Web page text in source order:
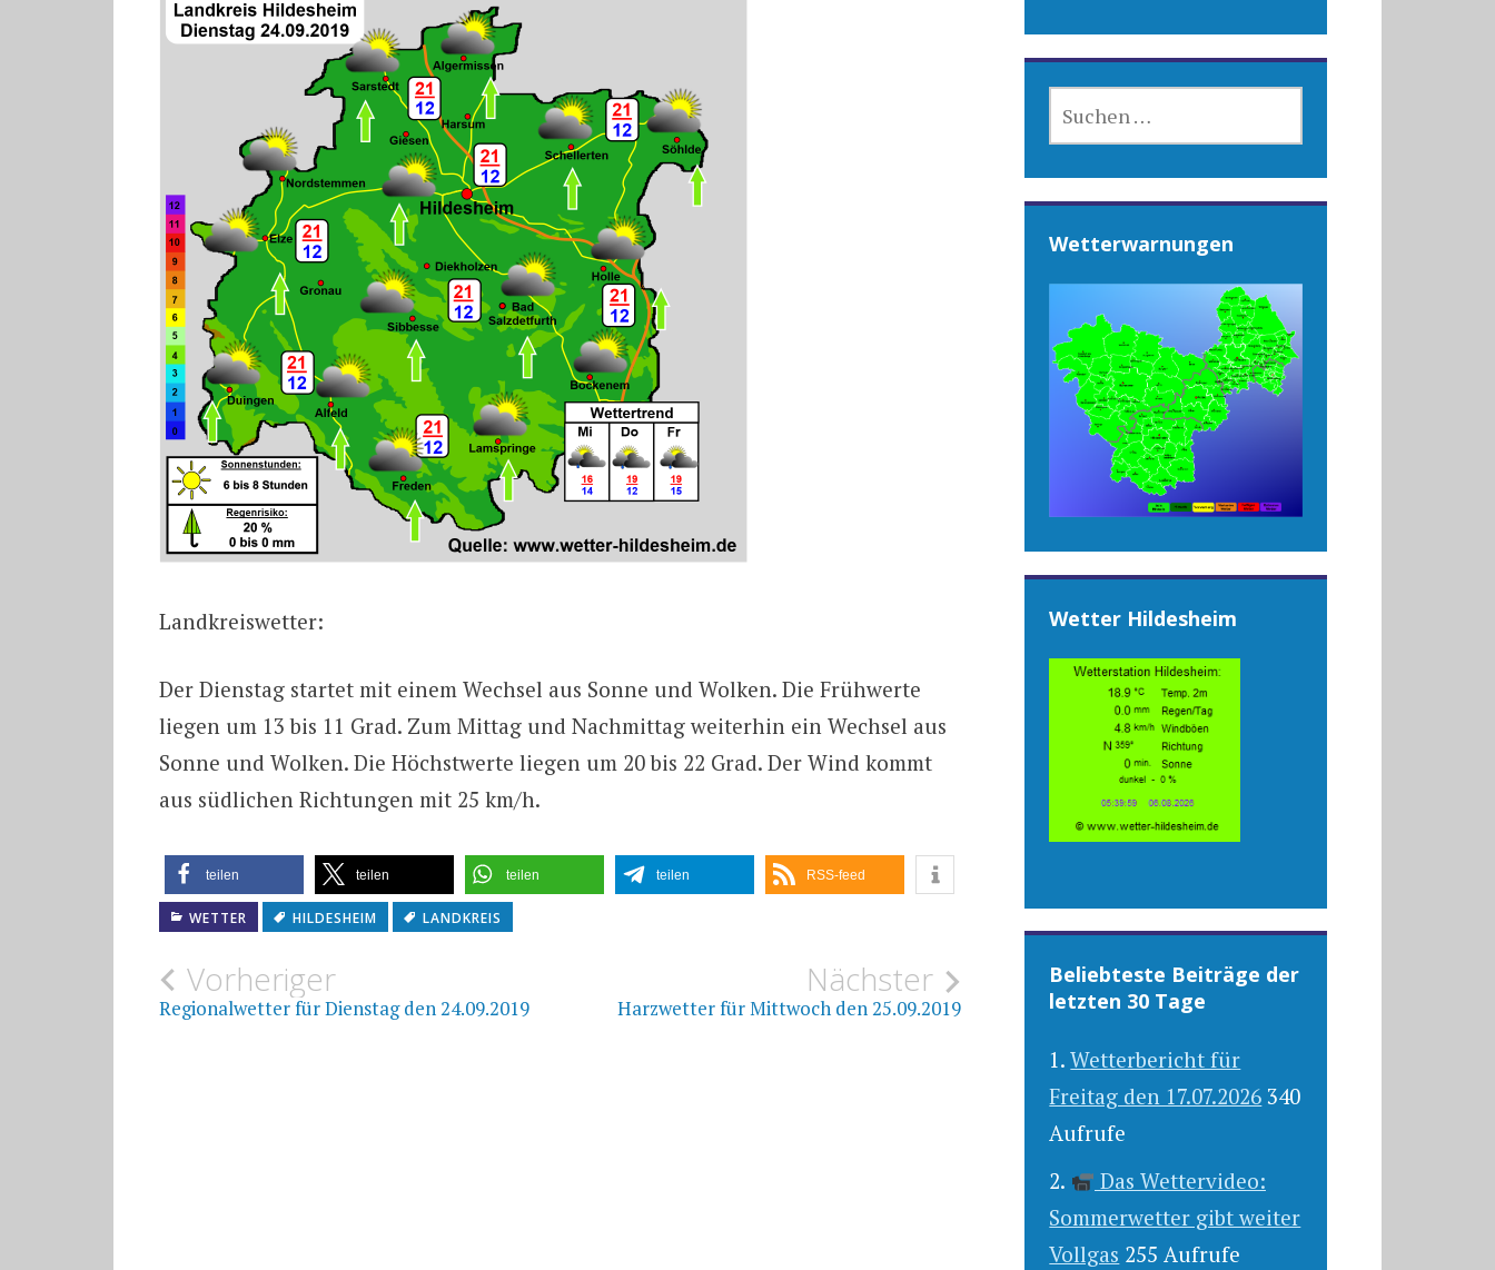
Landkreiswetter:
Der Dienstag startet mit einem Wechsel aus Sonne und Wolken. Die Frühwerte
liegen um 13 bis 11 Grad. Zum Mittag und Nachmittag weiterhin ein Wechsel aus
Sonne und Wolken. Die Höchstwerte liegen um 20 bis 22 Grad. Der Wind kommt
aus südlichen Richtungen mit 25 km/h.
teilen teilen teilen teilen RSS-feed
WETTER HILDESHEIM LANDKREIS
Beitragsnavigation
Vorheriger
Regionalwetter für Dienstag den 24.09.2019
Nächster
Harzwetter für Mittwoch den 25.09.2019
NACH:
Wetterwarnungen
Wetter Hildesheim
Beliebteste Beiträge der
letzten 30 Tage
Wetterbericht für
Freitag den 17.07.2026 340
Aufrufe
Das Wettervideo:
Sommerwetter gibt weiter
Vollgas 255 Aufrufe